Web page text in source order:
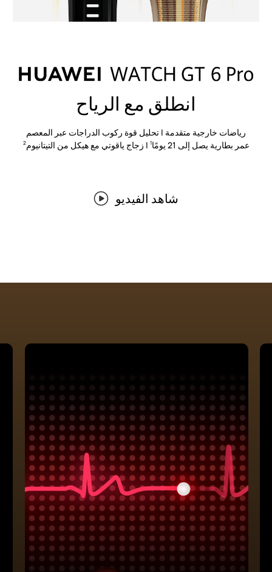
انطلق مع الرياح
رياضات خارجية متقدمة | تحليل قوة ركوب الدراجات عبر المعصم
عمر بطارية يصل إلى 21 يومًا
1 | زجاج ياقوتي مع هيكل من التيتانيوم2
شاهد الفيديو